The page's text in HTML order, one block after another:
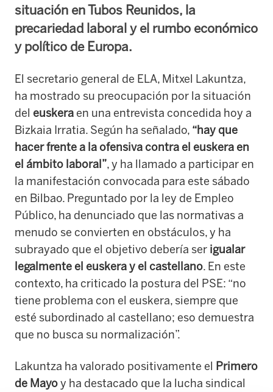
situación en Tubos Reunidos, la
precariedad laboral y el rumbo económico
y político de Europa.
El secretario general de ELA, Mitxel Lakuntza,
ha mostrado su preocupación por la situación
del euskera en una entrevista concedida hoy a
Bizkaia Irratia. Según ha señalado, “hay que
hacer frente a la ofensiva contra el euskera en
el ámbito laboral”, y ha llamado a participar en
la manifestación convocada para este sábado
en Bilbao. Preguntado por la ley de Empleo
Público, ha denunciado que las normativas a
menudo se convierten en obstáculos, y ha
subrayado que el objetivo debería ser igualar
legalmente el euskera y el castellano. En este
contexto, ha criticado la postura del PSE: “no
tiene problema con el euskera, siempre que
esté subordinado al castellano; eso demuestra
que no busca su normalización”.
Lakuntza ha valorado positivamente el Primero
de Mayoy ha destacado que la lucha sindical